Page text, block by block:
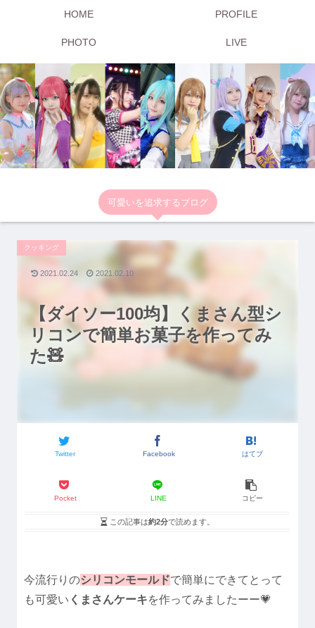
可愛いを追求するブログ
HOME PROFILE
PHOTO LIVE
【ダイソー100均】くまさん型シ
リコンで簡単お菓子を作ってみ
た🧸
クッキング
Twitter Facebook はてブ
Pocket LINE コピー
2021.02.24 2021.02.10
この記事は約2分で読めます。
今流行りのシリコンモールドで簡単にできてとって
も可愛い くまさんケーキを作ってみましたーー💗